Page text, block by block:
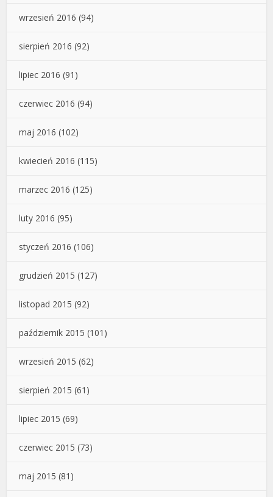
wrzesień 2016 (94)
sierpień 2016 (92)
lipiec 2016 (91)
czerwiec 2016 (94)
maj 2016 (102)
kwiecień 2016 (115)
marzec 2016 (125)
luty 2016 (95)
styczeń 2016 (106)
grudzień 2015 (127)
listopad 2015 (92)
październik 2015 (101)
wrzesień 2015 (62)
sierpień 2015 (61)
lipiec 2015 (69)
czerwiec 2015 (73)
maj 2015 (81)